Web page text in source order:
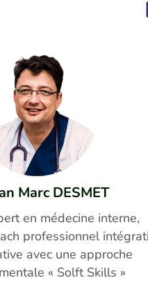
Marc DESMET
en médecine interne,
professionnel
avec une approche
« Solft Skills »